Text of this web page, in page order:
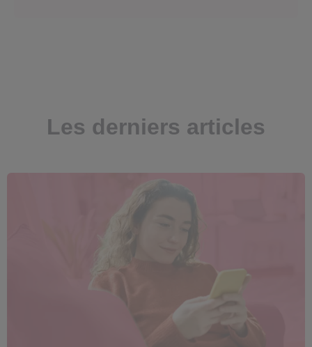
Les derniers articles